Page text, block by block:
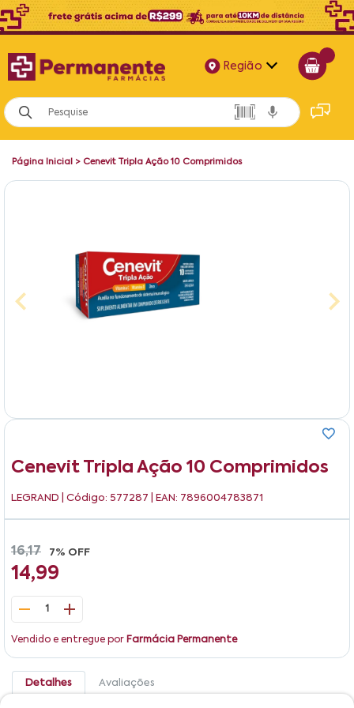
Região
Alagoas
Bahia
Página Inicial > Cenevit Tripla Ação 10 Comprimidos
Cenevit Tripla Ação 10 Comprimidos
LEGRAND | Código: 577287 | EAN: 7896004783871
16,17 7% OFF
14,99
1
Vendido e entregue por Farmácia Permanente
Detalhes Avaliações